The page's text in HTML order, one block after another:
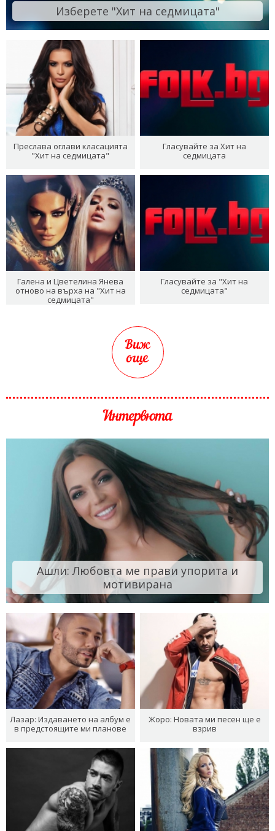
Изберете "Хит на седмицата"
Преслава оглави класацията
"Хит на седмицата"
Гласувайте за Хит на
седмицата
Галена и Цветелина Янева
отново на върха на "Хит на
седмицата"
Гласувайте за "Хит на
седмицата"
Виж
още
Интервюта
Ашли: Любовта ме прави упорита и
мотивирана
Лазар: Издаването на албум е
в предстоящите ми планове
Жоро: Новата ми песен ще е
взрив